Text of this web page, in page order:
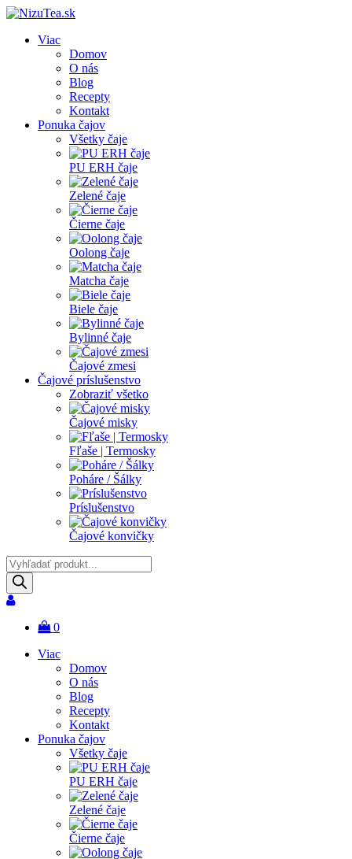
Viac
Domov
O nás
Blog
Recepty
Kontakt
Ponuka čajov
Všetky čaje
PU ERH čaje
Zelené čaje
Čierne čaje
Oolong čaje
Matcha čaje
Biele čaje
Bylinné čaje
Čajové zmesi
Čajové príslušenstvo
Zobraziť všetko
Čajové misky
Fľaše | Termosky
Poháre / Šálky
Príslušenstvo
Čajové konvičky
Products
search
0
Viac
Domov
O nás
Blog
Recepty
Kontakt
Ponuka čajov
Všetky čaje
PU ERH čaje
Zelené čaje
Čierne čaje